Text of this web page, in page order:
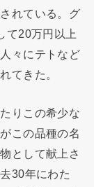
れている。グ
て20万円以上
々にテトなど
てきた。
りこの希少な
この品種の名
として献上さ
30年にわた